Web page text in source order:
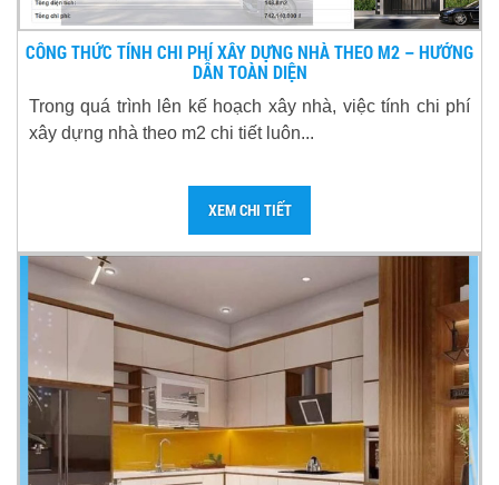
CÔNG THỨC TÍNH CHI PHÍ XÂY DỰNG NHÀ THEO M2 – HƯỚNG
DẪN TOÀN DIỆN
Trong quá trình lên kế hoạch xây nhà, việc tính chi phí
xây dựng nhà theo m2 chi tiết luôn...
XEM CHI TIẾT